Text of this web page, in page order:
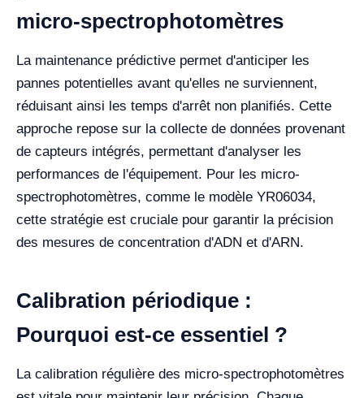
micro-spectrophotomètres
La maintenance prédictive permet d'anticiper les
pannes potentielles avant qu'elles ne surviennent,
réduisant ainsi les temps d'arrêt non planifiés. Cette
approche repose sur la collecte de données provenant
de capteurs intégrés, permettant d'analyser les
performances de l'équipement. Pour les micro-
spectrophotomètres, comme le modèle YR06034,
cette stratégie est cruciale pour garantir la précision
des mesures de concentration d'ADN et d'ARN.
Calibration périodique :
Pourquoi est-ce essentiel ?
La calibration régulière des micro-spectrophotomètres